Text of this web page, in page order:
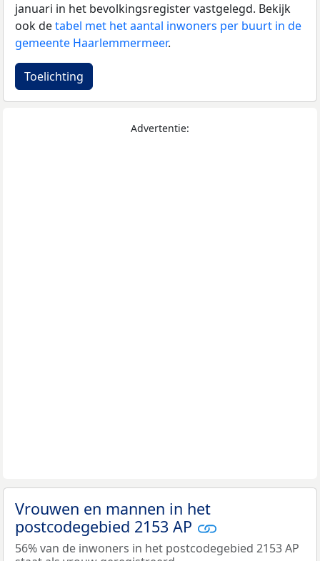
januari in het bevolkingsregister vastgelegd. Bekijk
ook detabel met het aantal inwoners per buurt in de
gemeente Haarlemmermeer.
Toelichting
Advertentie:
Vrouwen en mannen in het
postcodegebied 2153 AP
56% van de inwoners in het postcodegebied 2153 AP